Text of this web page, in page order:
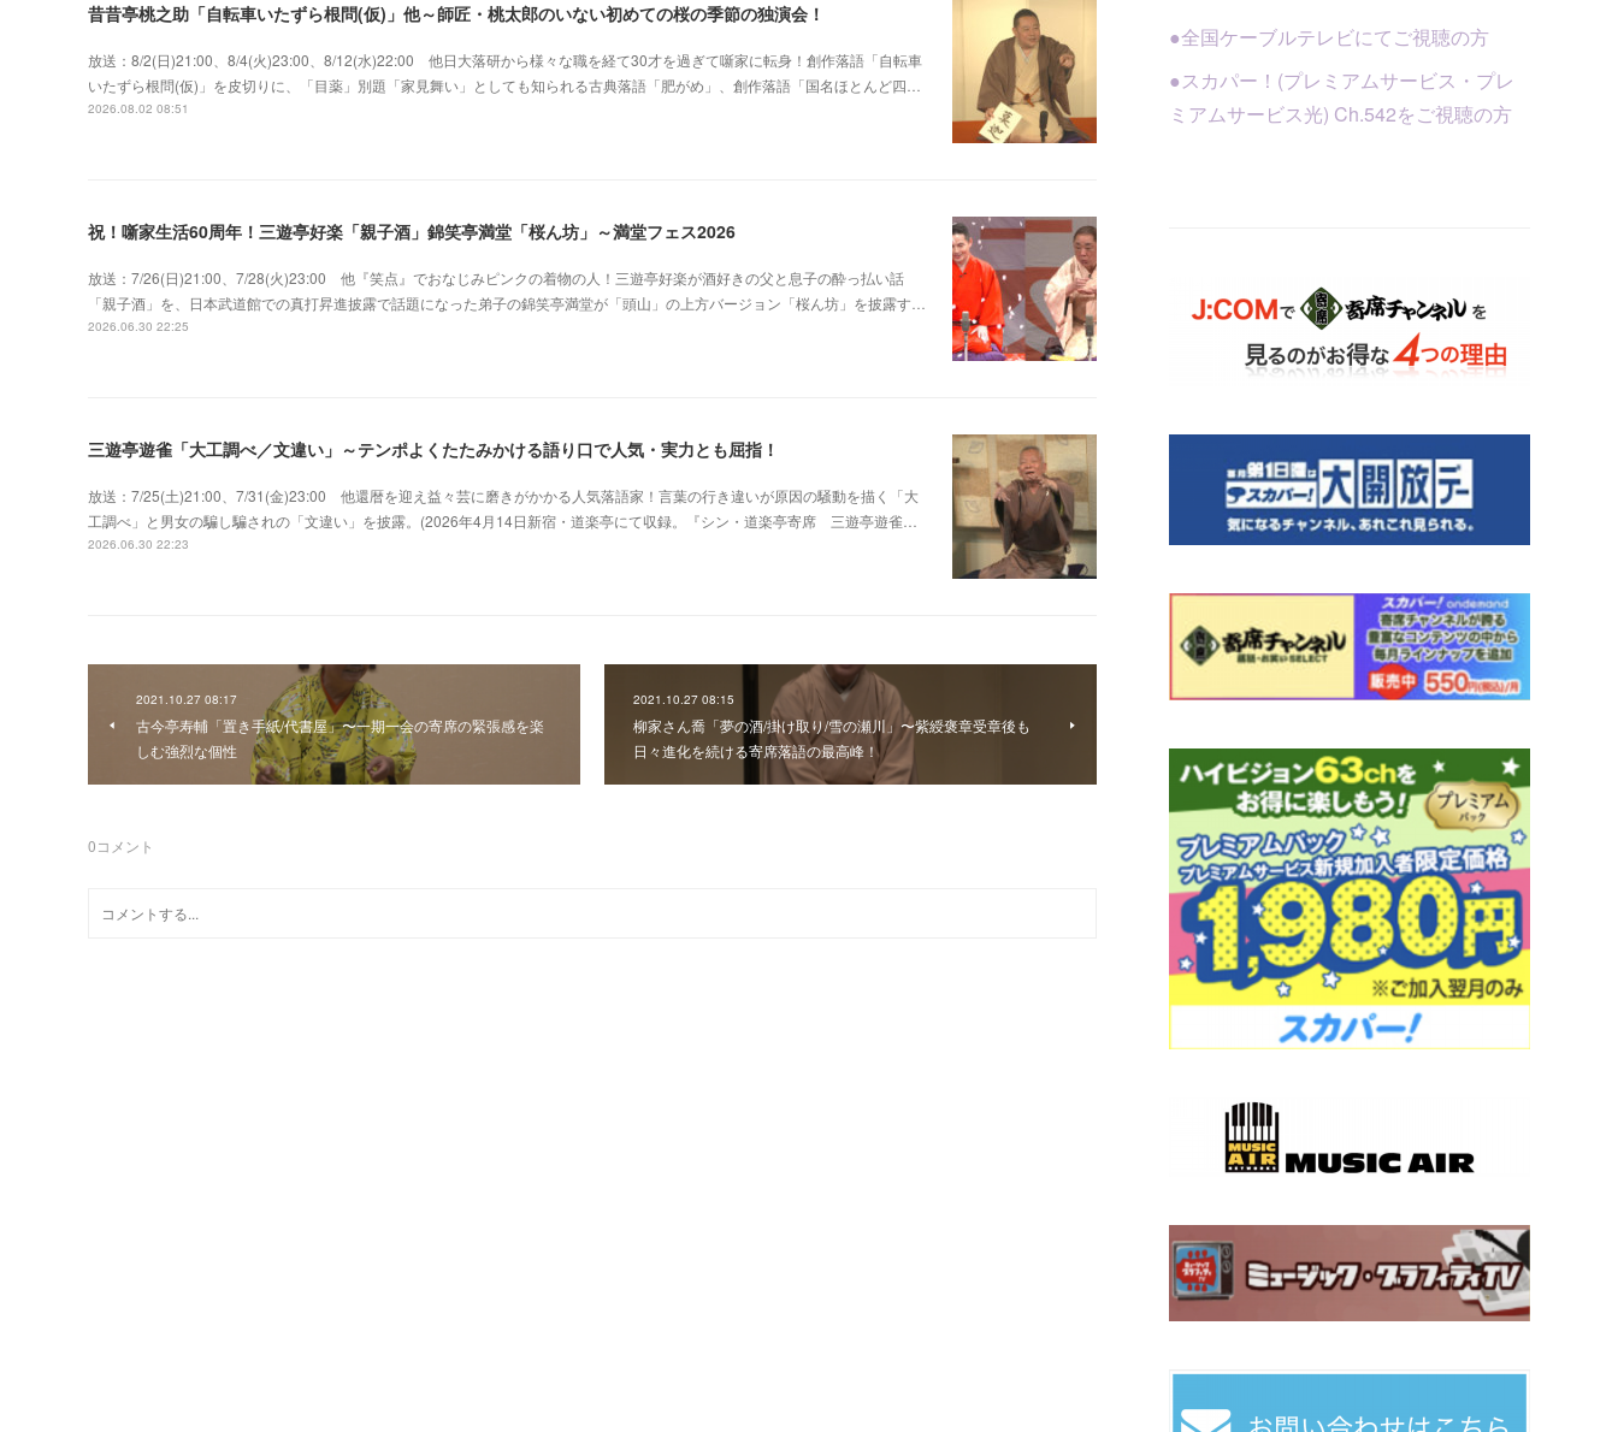
昔昔亭桃之助「自転車いたずら根問(仮)」他～師匠・桃太郎のいない初めての桜の季節の独演会！
放送：8/2(日)21:00、8/4(火)23:00、8/12(水)22:00 他日大落研から様々な職を経て30才を過ぎて噺家に転身！創作落語「自転車
いたずら根問(仮)」を皮切りに、「目薬」別題「家見舞い」としても知られる古典落語「肥がめ」、創作落語「国名ほとんど四…
2026.08.02 08:51
祝！噺家生活60周年！三遊亭好楽「親子酒」錦笑亭満堂「桜ん坊」～満堂フェス2026
放送：7/26(日)21:00、7/28(火)23:00 他『笑点』でおなじみピンクの着物の人！三遊亭好楽が酒好きの父と息子の酔っ払い話
「親子酒」を、日本武道館での真打昇進披露で話題になった弟子の錦笑亭満堂が「頭山」の上方バージョン「桜ん坊」を披露す…
2026.06.30 22:25
三遊亭遊雀「大工調べ／文違い」～テンポよくたたみかける語り口で人気・実力とも屈指！
放送：7/25(土)21:00、7/31(金)23:00 他還暦を迎え益々芸に磨きがかかる人気落語家！言葉の行き違いが原因の騒動を描く「大
工調べ」と男女の騙し騙されの「文違い」を披露。(2026年4月14日新宿・道楽亭にて収録。『シン・道楽亭寄席 三遊亭遊雀…
2026.06.30 22:23
2021.10.27 08:17
古今亭寿輔「置き手紙/代書屋」〜一期一会の寄席の緊張感を楽
しむ強烈な個性
2021.10.27 08:15
柳家さん喬「夢の酒/掛け取り/雪の瀬川」〜紫綬褒章受章後も
日々進化を続ける寄席落語の最高峰！
0コメント
●全国ケーブルテレビにてご視聴の方
●スカパー！(プレミアムサービス・プレ
ミアムサービス光) Ch.542をご視聴の方